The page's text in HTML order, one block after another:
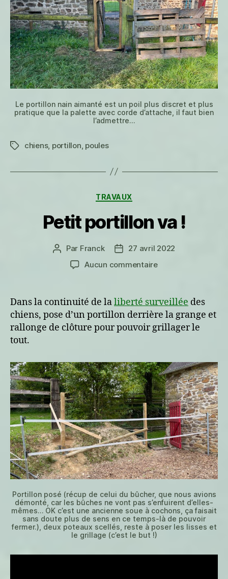
Le portillon nain aimanté est un poil plus discret et plus
pratique que la palette avec corde d’attache, il faut bien
l’admettre…
Étiquettes
chiens, portillon poules
Catégories
TRAVAUX
Petit portillon va !
Auteur
l’article
Par Franck
Date27 avril 2022
Aucun commentairesur
va !
Dans la continuité de laliberté surveillée des
chiens, pose d’un portillon derrière la grange et
rallonge de clôture pour pouvoir grillager le
tout.
Portillon posé (récup de celui du bûcher, que nous avions
démonté, car les bûches ne vont pas s’enfuirent d’elles-
mêmes… OK c’est une ancienne soue à cochons, ça faisait
sans doute plus de sens en ce temps-là de pouvoir
fermer.), deux poteaux scellés, reste à poser les lisses et
le grillage (c’est le but !)